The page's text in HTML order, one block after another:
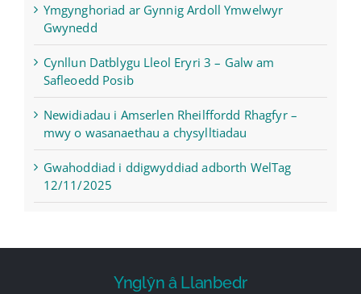
Ymgynghoriad ar Gynnig Ardoll Ymwelwyr
Gwynedd
Cynllun Datblygu Lleol Eryri 3 – Galw am
Safleoedd Posib
Newidiadau i Amserlen Rheilffordd Rhagfyr –
mwy o wasanaethau a chysylltiadau
Gwahoddiad i ddigwyddiad adborth WelTag
12/11/2025
Ynglŷn â Llanbedr